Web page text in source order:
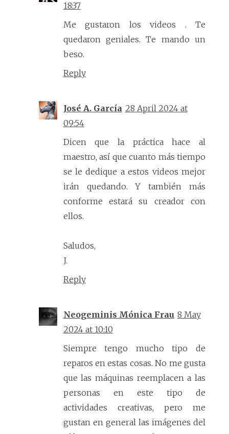
18:37
Me gustaron los videos . Te
quedaron geniales. Te mando un
beso.
Reply
José A. García 28 April 2024 at
09:54
Dicen que la práctica hace al
maestro, así que cuanto más tiempo
se le dedique a estos videos mejor
irán quedando. Y también más
conforme estará su creador con
ellos.
Saludos,
J.
Reply
Neogeminis Mónica Frau 8 May
2024 at 10:10
Siempre tengo mucho tipo de
reparos en estas cosas. No me gusta
que las máquinas reemplacen a las
personas en este tipo de
actividades creativas, pero me
gustan en general las imágenes del